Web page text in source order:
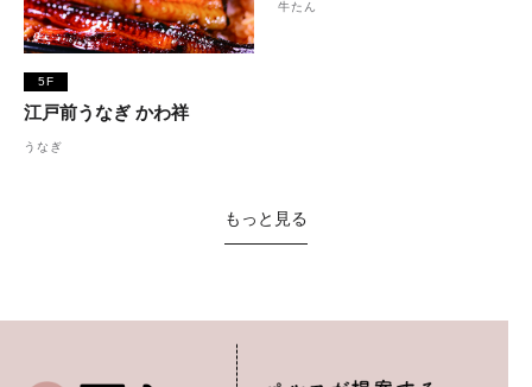
5F
江戸前うなぎ かわ祥
うなぎ
牛たん
もっと見る